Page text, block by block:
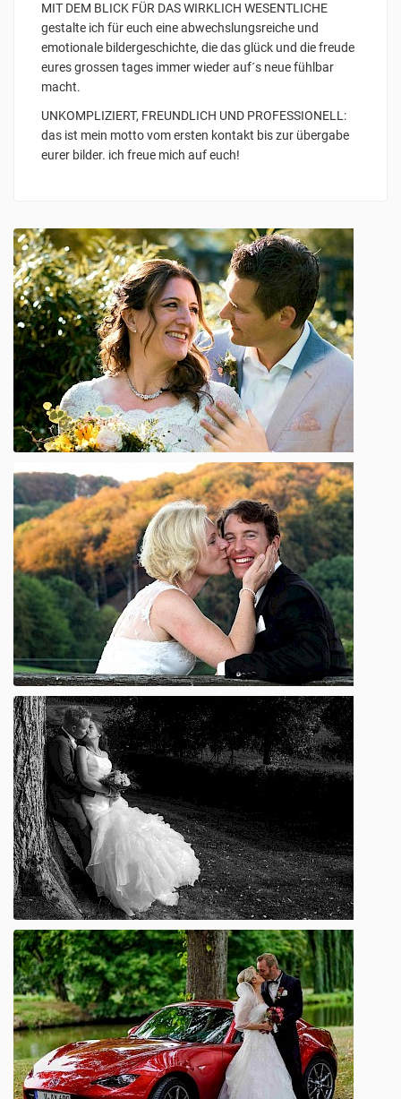
MIT DEM BLICK FÜR DAS WIRKLICH WESENTLICHE
gestalte ich für euch eine abwechslungsreiche und
emotionale bildergeschichte, die das glück und die freude
eures grossen tages immer wieder auf´s neue fühlbar
macht.
UNKOMPLIZIERT, FREUNDLICH UND PROFESSIONELL:
das ist mein motto vom ersten kontakt bis zur übergabe
eurer bilder. ich freue mich auf euch!